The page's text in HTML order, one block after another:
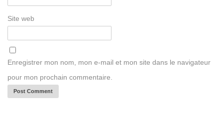
Site web
Enregistrer mon nom, mon e-mail et mon site dans le navigateur
pour mon prochain commentaire.